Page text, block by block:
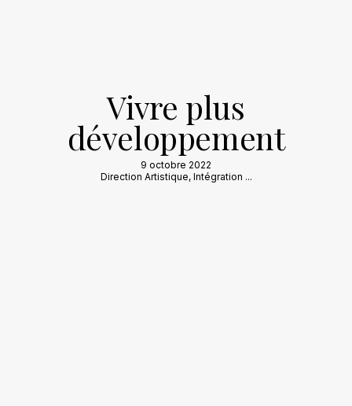
Vivre plus
développement
9 octobre 2022
Direction Artistique, Intégration ...